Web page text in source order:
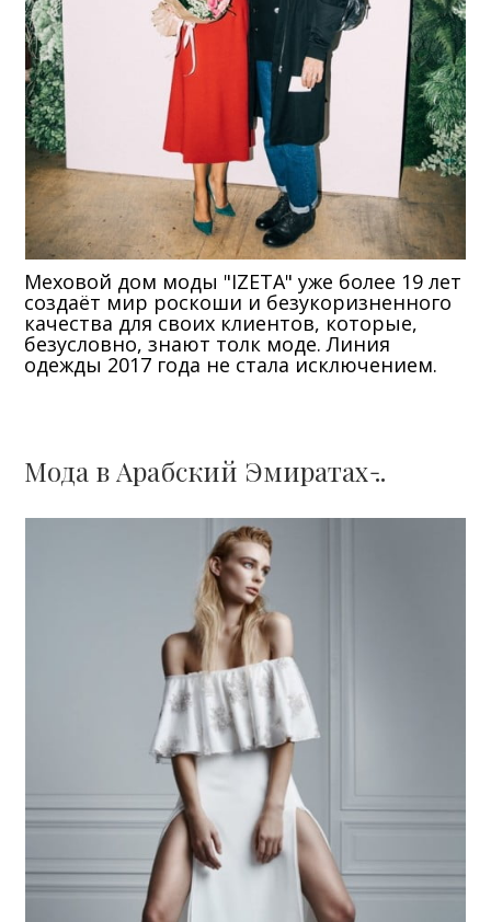
Меховой дом моды "IZETA" уже более 19 лет
создаёт мир роскоши и безукоризненного
качества для своих клиентов, которые,
безусловно, знают толк моде. Линия
одежды 2017 года не стала исключением.
Мода в Арабский Эмиратах ̵..